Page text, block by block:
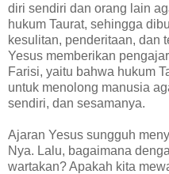
diri sendiri dan orang lain
hukum Taurat, sehingga
kesulitan, penderitaan, dan
Yesus memberikan
Farisi, yaitu bahwa hukum
untuk menolong manusia
sendiri, dan sesamanya.
Ajaran Yesus sungguh
Nya. Lalu, bagaimana
wartakan? Apakah kita